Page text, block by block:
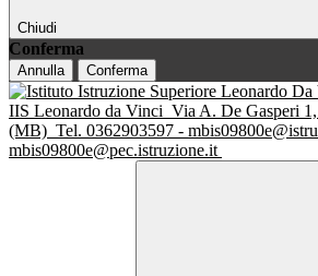
Chiudi
Conferma
Annulla Conferma
IIS Leonardo da Vinci Via A. De Gasperi
(MB) Tel. 0362903597 -
mbis09800e@pec.istruzione.it